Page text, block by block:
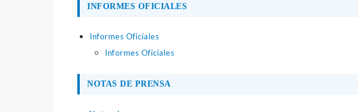
INFORMES OFICIALES
Informes Oficiales
Informes Oficiales
NOTAS DE PRENSA